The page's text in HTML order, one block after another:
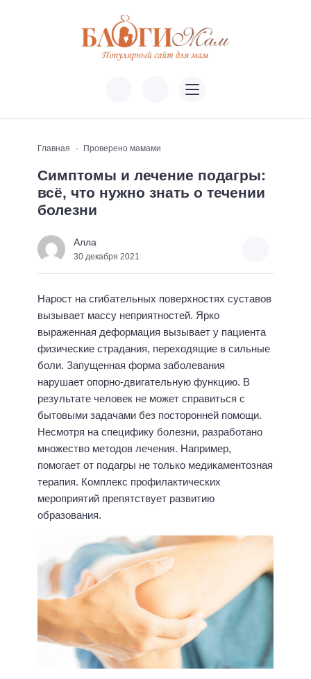
Главная Проверено мамами
Симптомы и лечение подагры:
всё, что нужно знать о течении
болезни
Алла
30 декабря 2021
Нарост на сгибательных поверхностях суставов
вызывает массу неприятностей. Ярко
выраженная деформация вызывает у пациента
физические страдания, переходящие в сильные
боли. Запущенная форма заболевания
нарушает опорно-двигательную функцию. В
результате человек не может справиться с
бытовыми задачами без посторонней помощи.
Несмотря на специфику болезни, разработано
множество методов лечения. Например,
помогает от подагры не только медикаментозная
терапия. Комплекс профилактических
мероприятий препятствует развитию
образования.